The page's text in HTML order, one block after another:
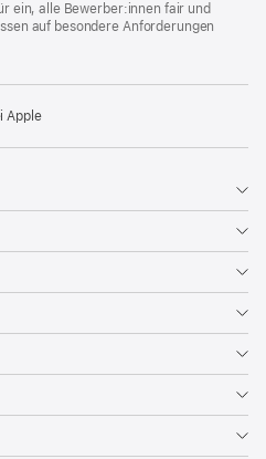
ein, alle Bewerber:innen fair und
auf besondere Anforderungen
Apple